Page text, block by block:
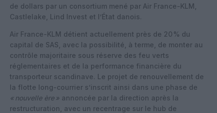
de dollars par un consortium mené par Air France-KLM,
Castlelake, Lind Invest et l’État danois.
Air France-KLM détient actuellement près de 20 % du
capital de SAS, avec la possibilité, à terme, de monter au
contrôle majoritaire sous réserve des feu verts
réglementaires et de la performance financière du
transporteur scandinave. Le projet de renouvellement de
la flotte long-courrier s’inscrit ainsi dans une phase de
« nouvelle ère » annoncée par la direction après la
restructuration, avec un recentrage sur le hub de